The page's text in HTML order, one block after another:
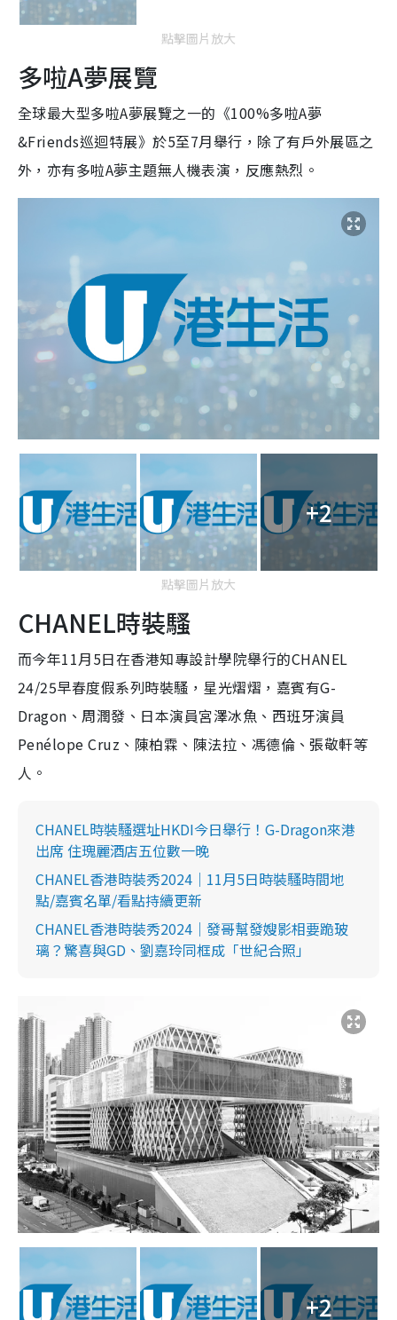
點擊圖片放大
多啦A夢展覽
全球最大型多啦A夢展覽之一的《100%多啦A夢
&Friends巡迴特展》於5至7月舉行，除了有戶外展區之
外，亦有多啦A夢主題無人機表演，反應熱烈。
+2
點擊圖片放大
CHANEL時裝騷
而今年11月5日在香港知專設計學院舉行的CHANEL
24/25早春度假系列時裝騷，星光熠熠，嘉賓有G-
Dragon、周潤發、日本演員宮澤冰魚、西班牙演員
Penélope Cruz、陳柏霖、陳法拉、馮德倫、張敬軒等
人。
CHANEL時裝騷選址HKDI今日舉行！G-Dragon來港
出席 住瑰麗酒店五位數一晚
CHANEL香港時裝秀2024｜11月5日時裝騷時間地
點/嘉賓名單/看點持續更新
CHANEL香港時裝秀2024｜發哥幫發嫂影相要跪玻
璃？驚喜與GD、劉嘉玲同框成「世紀合照」
+2